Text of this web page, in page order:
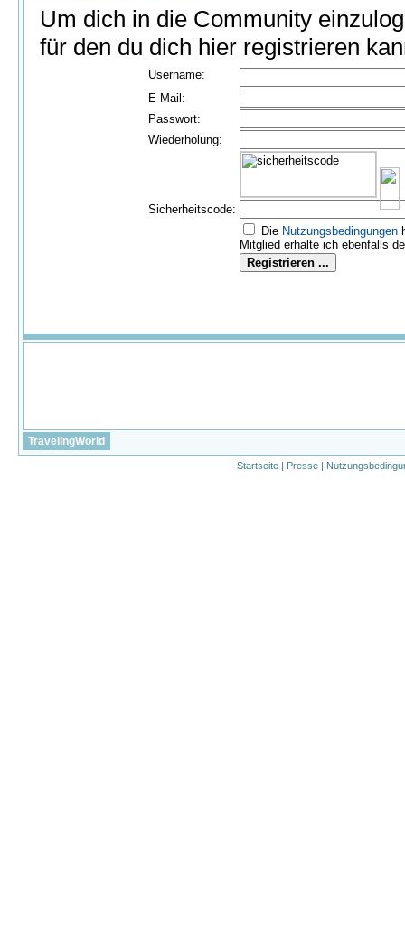
Um dich in die Community
für den du dich hier registrieren
Username:
E-Mail:
Passwort:
Wiederholung:
Sicherheitscode:
Die Nutzungs­bedingungen
Mitglied erhalte ich ebenfalls
TravelingWorld
Startseite | Presse |